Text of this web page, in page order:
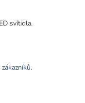
svítidla.